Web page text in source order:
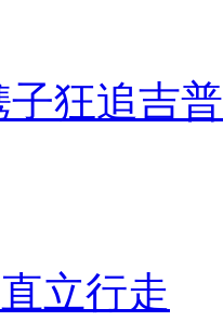
狂追吉
立行走